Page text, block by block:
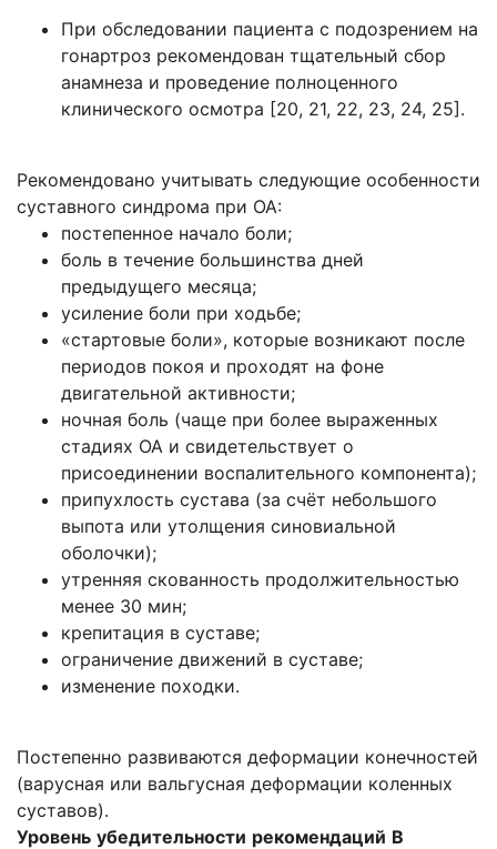
При обследовании пациента с подозрением на
гонартроз рекомендован тщательный сбор
анамнеза и проведение полноценного
клинического осмотра [20, 21, 22, 23, 24, 25].
Рекомендовано учитывать следующие особенности
суставного синдрома при ОА:
постепенное начало боли;
боль в течение большинства дней
предыдущего месяца;
усиление боли при ходьбе;
«стартовые боли», которые возникают после
периодов покоя и проходят на фоне
двигательной активности;
ночная боль (чаще при более выраженных
стадиях ОА и свидетельствует о
присоединении воспалительного компонента);
припухлость сустава (за счёт небольшого
выпота или утолщения синовиальной
оболочки);
утренняя скованность продолжительностью
менее 30 мин;
крепитация в суставе;
ограничение движений в суставе;
изменение походки.
Постепенно развиваются деформации конечностей
(варусная или вальгусная деформации коленных
суставов).
Уровень убедительности рекомендаций В